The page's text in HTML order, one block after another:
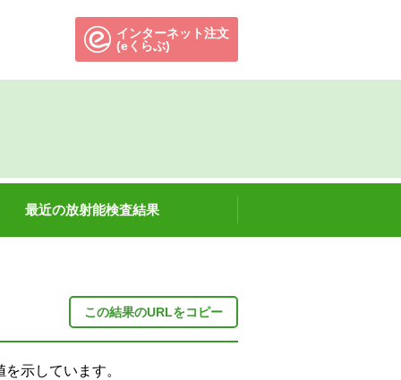
インターネット注文
(eくらぶ)別のウィンドウで開きます。
最近の放射能検査結果
この結果のURLをコピー
示しています。